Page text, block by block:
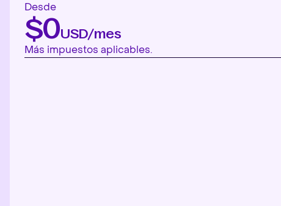
Desde
$0USD/mes
Más impuestos aplicables.